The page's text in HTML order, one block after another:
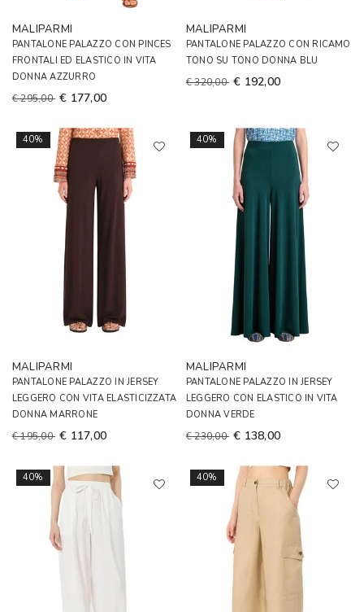
MALIPARMI
PANTALONE PALAZZO CON PINCES
FRONTALI ED ELASTICO IN VITA
DONNA AZZURRO
€ 295,00 € 177,00
MALIPARMI
PANTALONE PALAZZO CON RICAMO
TONO SU TONO DONNA BLU
€ 320,00 € 192,00
40%
MALIPARMI
PANTALONE PALAZZO IN JERSEY
LEGGERO CON VITA ELASTICIZZATA
DONNA MARRONE
€ 195,00 € 117,00
40%
MALIPARMI
PANTALONE PALAZZO IN JERSEY
LEGGERO CON ELASTICO IN VITA
DONNA VERDE
€ 230,00 € 138,00
40% 40%